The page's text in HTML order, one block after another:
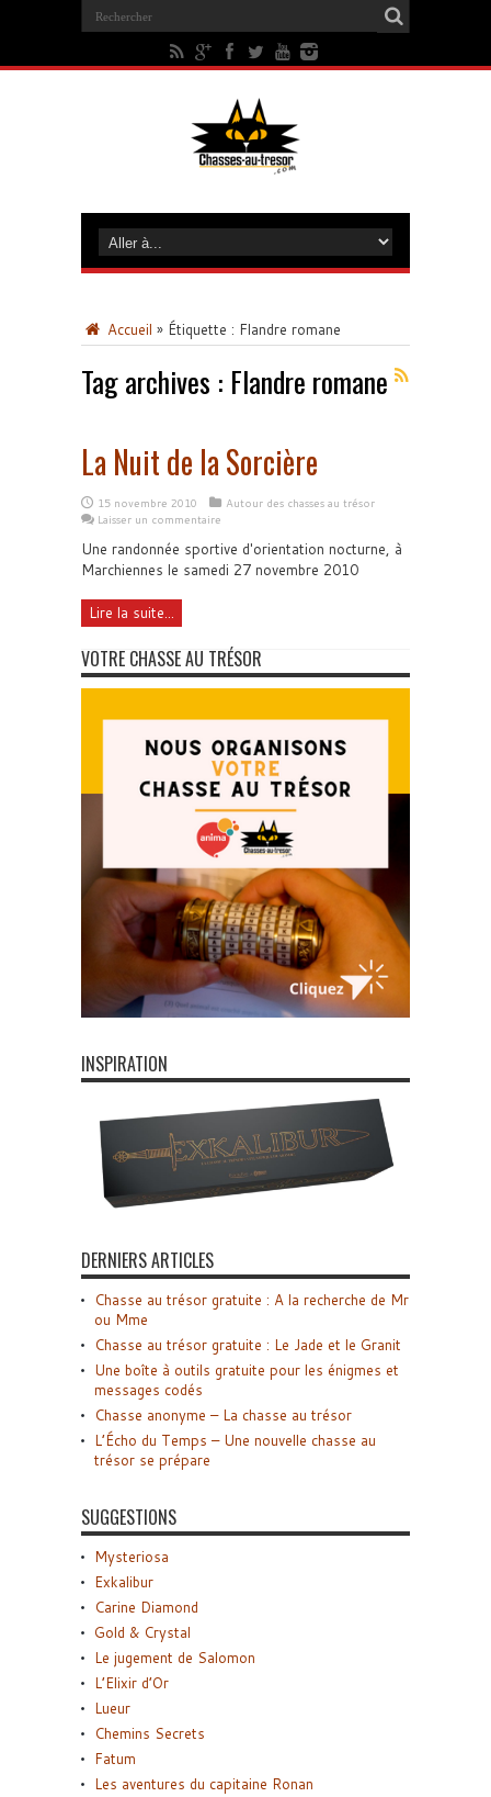
Accueil » Étiquette : Flandre romane
Tag archives : Flandre romane
La Nuit de la Sorcière
15 novembre 2010
Autour des chasses au trésor
Laisser un commentaire
Une randonnée sportive d'orientation nocturne, à
Marchiennes le samedi 27 novembre 2010
Lire la suite...
VOTRE CHASSE AU TRÉSOR
INSPIRATION
DERNIERS ARTICLES
Chasse au trésor gratuite : A la recherche de Mr
ou Mme
Chasse au trésor gratuite : Le Jade et le Granit
Une boîte à outils gratuite pour les énigmes et
messages codés
Chasse anonyme – La chasse au trésor
L’Écho du Temps – Une nouvelle chasse au
trésor se prépare
SUGGESTIONS
Mysteriosa
Exkalibur
Carine Diamond
Gold & Crystal
Le jugement de Salomon
L’Elixir d’Or
Lueur
Chemins Secrets
Fatum
Les aventures du capitaine Ronan